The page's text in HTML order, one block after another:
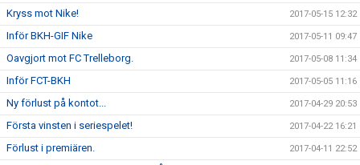
Kryss mot Nike! 2017-05-15 12:32
Inför BKH-GIF Nike 2017-05-11 09:47
Oavgjort mot FC Trelleborg. 2017-05-08 11:34
Inför FCT-BKH 2017-05-05 11:16
Ny förlust på kontot... 2017-04-29 20:53
Första vinsten i seriespelet! 2017-04-22 16:21
Förlust i premiären. 2017-04-11 22:52